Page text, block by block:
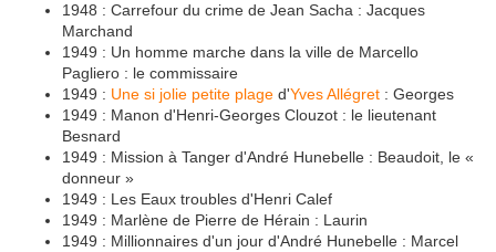
1948 : Carrefour du crime de Jean Sacha : Jacques
Marchand
1949 : Un homme marche dans la ville de Marcello
Pagliero : le commissaire
1949 : Une si jolie petite plage d'Yves Allégret : Georges
1949 : Manon d'Henri-Georges Clouzot : le lieutenant
Besnard
1949 : Mission à Tanger d'André Hunebelle : Beaudoit, le «
donneur »
1949 : Les Eaux troubles d'Henri Calef
1949 : Marlène de Pierre de Hérain : Laurin
1949 : Millionnaires d'un jour d'André Hunebelle : Marcel